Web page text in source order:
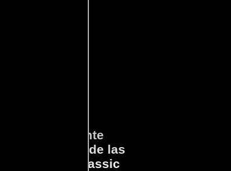
Lo que Realmente
Sucedió detrás de las
cámaras en Jurassic